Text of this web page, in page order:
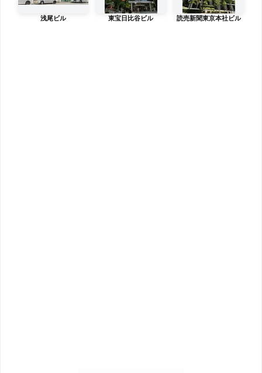
浅尾ビル 東宝日比谷ビル 読売新聞東京本社ビル